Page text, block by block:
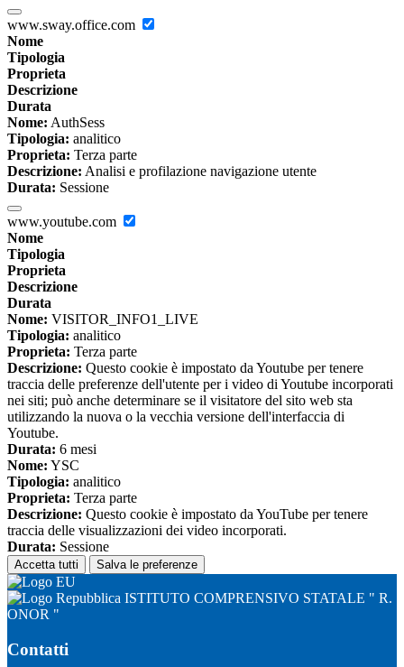
www.sway.office.com
Nome
Tipologia
Proprieta
Descrizione
Durata
Nome: AuthSess
Tipologia: analitico
Proprieta: Terza parte
Descrizione: Analisi e profilazione navigazione utente
Durata: Sessione
www.youtube.com
Nome
Tipologia
Proprieta
Descrizione
Durata
Nome: VISITOR_INFO1_LIVE
Tipologia: analitico
Proprieta: Terza parte
Descrizione: Questo cookie è impostato da Youtube per tenere
traccia delle preferenze dell'utente per i video di Youtube incorporati
nei siti; può anche determinare se il visitatore del sito web sta
utilizzando la nuova o la vecchia versione dell'interfaccia di
Youtube.
Durata: 6 mesi
Nome: YSC
Tipologia: analitico
Proprieta: Terza parte
Descrizione: Questo cookie è impostato da YouTube per tenere
traccia delle visualizzazioni dei video incorporati.
Durata: Sessione
Accetta tutti Salva le preferenze
ISTITUTO COMPRENSIVO STATALE " R.
ONOR "
Contatti